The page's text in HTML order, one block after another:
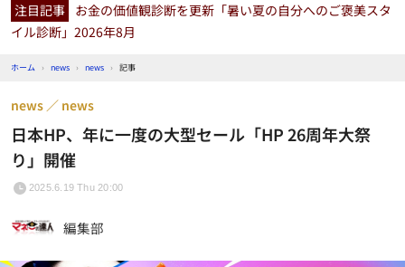
注目記事 お金の価値観診断を更新「暑い夏の自分へのご褒美スタ
イル診断」2026年8月
ホーム › news › news › 記事
日本HP、年に一度の大型セール「HP 26周年大祭
り」開催
news news
2025.6.19 Thu 20:00
編集部